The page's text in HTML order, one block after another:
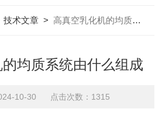
技术文章 >高真空乳化机的均质系统由什么组成
均质系统由什么组成
10-30 点击次数：1315